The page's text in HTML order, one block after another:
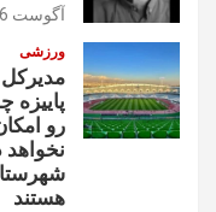
آگوست 6, 2026
ورزشی
رو
هستند